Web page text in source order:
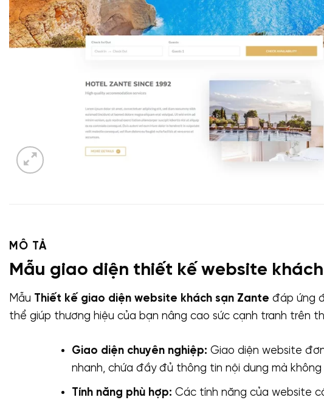
MÔ TẢ
Mẫu giao diện thiết kế website
Mẫu Thiết kế giao diện website khách sạn Zante đáp ứng
thể giúp thương hiệu của bạn nâng cao sức cạnh tranh trên
Giao diện chuyên nghiệp: Giao diện website
nhanh, chứa đầy đủ thông tin nội dung mà
Tính năng phù hợp: Các tính năng của website